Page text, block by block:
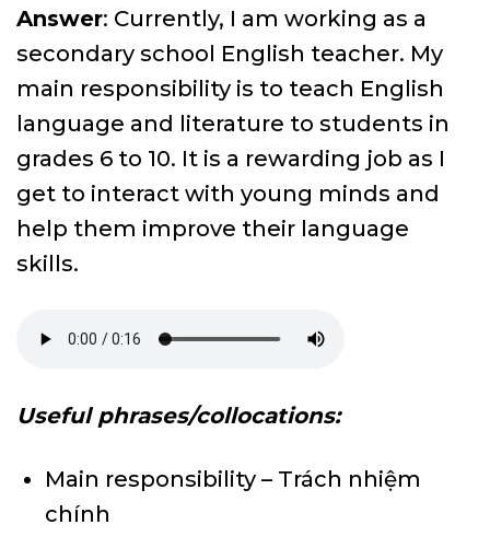
Answer: Currently, I am working as a
secondary school English teacher. My
main responsibility is to teach English
language and literature to students in
grades 6 to 10. It is a rewarding job as I
get to interact with young minds and
help them improve their language
skills.
Useful phrases/collocations:
Main responsibility – Trách nhiệm
chính